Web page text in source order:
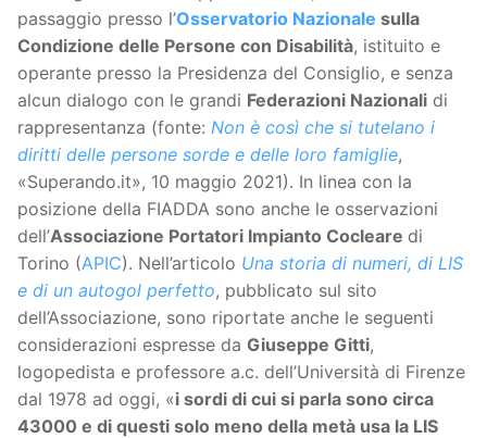
passaggio presso l’Osservatorio Nazionale sulla
Condizione delle Persone con Disabilità, istituito e
operante presso la Presidenza del Consiglio, e senza
alcun dialogo con le grandi Federazioni Nazionali di
rappresentanza (fonte: Non è così che si tutelano i
diritti delle persone sorde e delle loro famiglie,
«Superando.it», 10 maggio 2021). In linea con la
posizione della FIADDA sono anche le osservazioni
dell’Associazione Portatori Impianto Cocleare di
Torino (APIC). Nell’articolo Una storia di numeri, di LIS
e di un autogol perfetto, pubblicato sul sito
dell’Associazione, sono riportate anche le seguenti
considerazioni espresse da Giuseppe Gitti,
logopedista e professore a.c. dell’Università di Firenze
dal 1978 ad oggi, «i sordi di cui si parla sono circa
43000 e di questi solo meno della metà usa la LIS